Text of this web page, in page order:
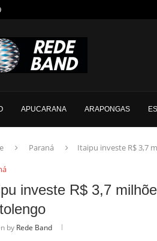
APUCARANA ARAPONGAS
Paraná
Itaipu investe R$ 3,7
investe R$ 3,7
by Rede Band